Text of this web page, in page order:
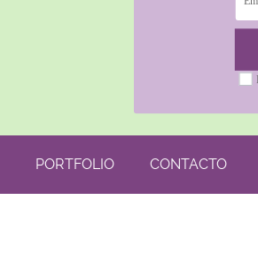
PORTFOLIO CONTACTO